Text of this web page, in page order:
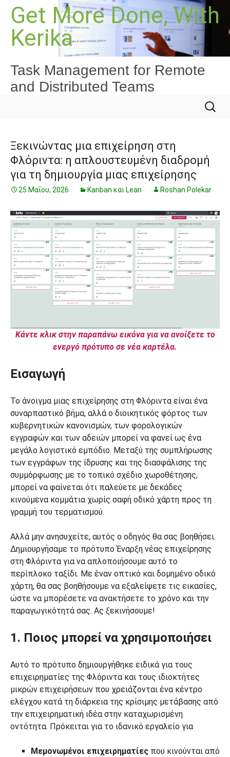
Μετάβαση
περιεχόμενο
Get More Done, With
Kerika
Task Management for Remote
and Distributed Teams
για:
Ξεκινώντας μια επιχείρηση στη
Φλόριντα: η απλουστευμένη διαδρομή
για τη δημιουργία μιας επιχείρησης
25 Μαΐου, 2026 Kanban και Lean Roshan Polekar
Κάντε κλικ στην παραπάνω εικόνα για να ανοίξετε το
ενεργό πρότυπο σε νέα καρτέλα.
Εισαγωγή
Το άνοιγμα μιας επιχείρησης στη Φλόριντα είναι ένα
συναρπαστικό βήμα, αλλά ο διοικητικός φόρτος των
κυβερνητικών κανονισμών, των φορολογικών
εγγραφών και των αδειών μπορεί να φανεί ως ένα
μεγάλο λογιστικό εμπόδιο. Μεταξύ της συμπλήρωσης
των εγγράφων της ίδρυσης και της διασφάλισης της
συμμόρφωσης με το τοπικό σχέδιο χωροθέτησης,
μπορεί να φαίνεται ότι παλεύετε με δεκάδες
κινούμενα κομμάτια χωρίς σαφή οδικό χάρτη προς τη
γραμμή του τερματισμού.
Αλλά μην ανησυχείτε, αυτός ο οδηγός θα σας βοηθήσει.
Δημιουργήσαμε το πρότυπο Έναρξη νέας επιχείρησης
στη Φλόριντα για να απλοποιήσουμε αυτό το
περίπλοκο ταξίδι. Με έναν οπτικό και δομημένο οδικό
χάρτη, θα σας βοηθήσουμε να εξαλείψετε τις εικασίες,
ώστε να μπορέσετε να ανακτήσετε το χρόνο και την
παραγωγικότητά σας. Ας ξεκινήσουμε!
1. Ποιος μπορεί να χρησιμοποιήσει
Αυτό το πρότυπο δημιουργήθηκε ειδικά για τους
επιχειρηματίες της Φλόριντα και τους ιδιοκτήτες
μικρών επιχειρήσεων που χρειάζονται ένα κέντρο
ελέγχου κατά τη διάρκεια της κρίσιμης μετάβασης από
την επιχειρηματική ιδέα στην καταχωρισμένη
οντότητα. Πρόκειται για το ιδανικό εργαλείο για
Μεμονωμένοι επιχειρηματίες που κινούνται από